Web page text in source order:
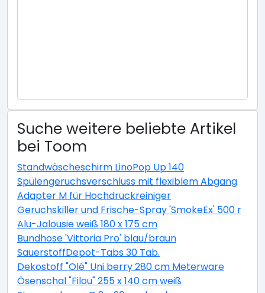
Suche weitere beliebte Artikel
bei Toom
Standwäscheschirm LinoPop Up 140
Spülengeruchsverschluss mit flexiblem Abgang
Adapter M für Hochdruckreiniger
Geruchskiller und Frische-Spray 'SmokeEx' 500 ml
Alu-Jalousie weiß 180 x 175 cm
Bundhose 'Vittoria Pro' blau/braun
SauerstoffDepot-Tabs 30 Tab.
Dekostoff "Olé" Uni berry 280 cm Meterware
Ösenschal "Filou" 255 x 140 cm weiß